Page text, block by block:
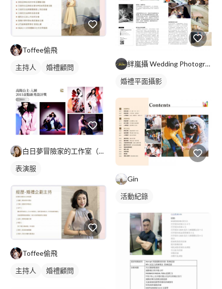
Toffee偷飛
主持人 婚禮顧問
白日夢冒險家的工作室（可開發票）
表演服
Toffee偷飛
主持人 婚禮顧問
絆嵐攝 Wedding Photography
婚禮平面攝影
Gin
活動紀錄